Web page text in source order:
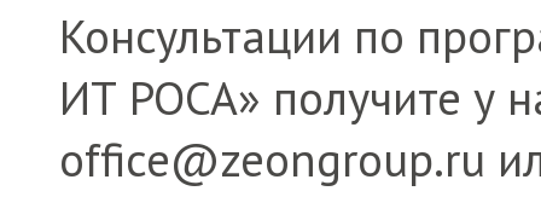
Консультации по
ИТ РОСА» получите у
office@zeongroup.ru